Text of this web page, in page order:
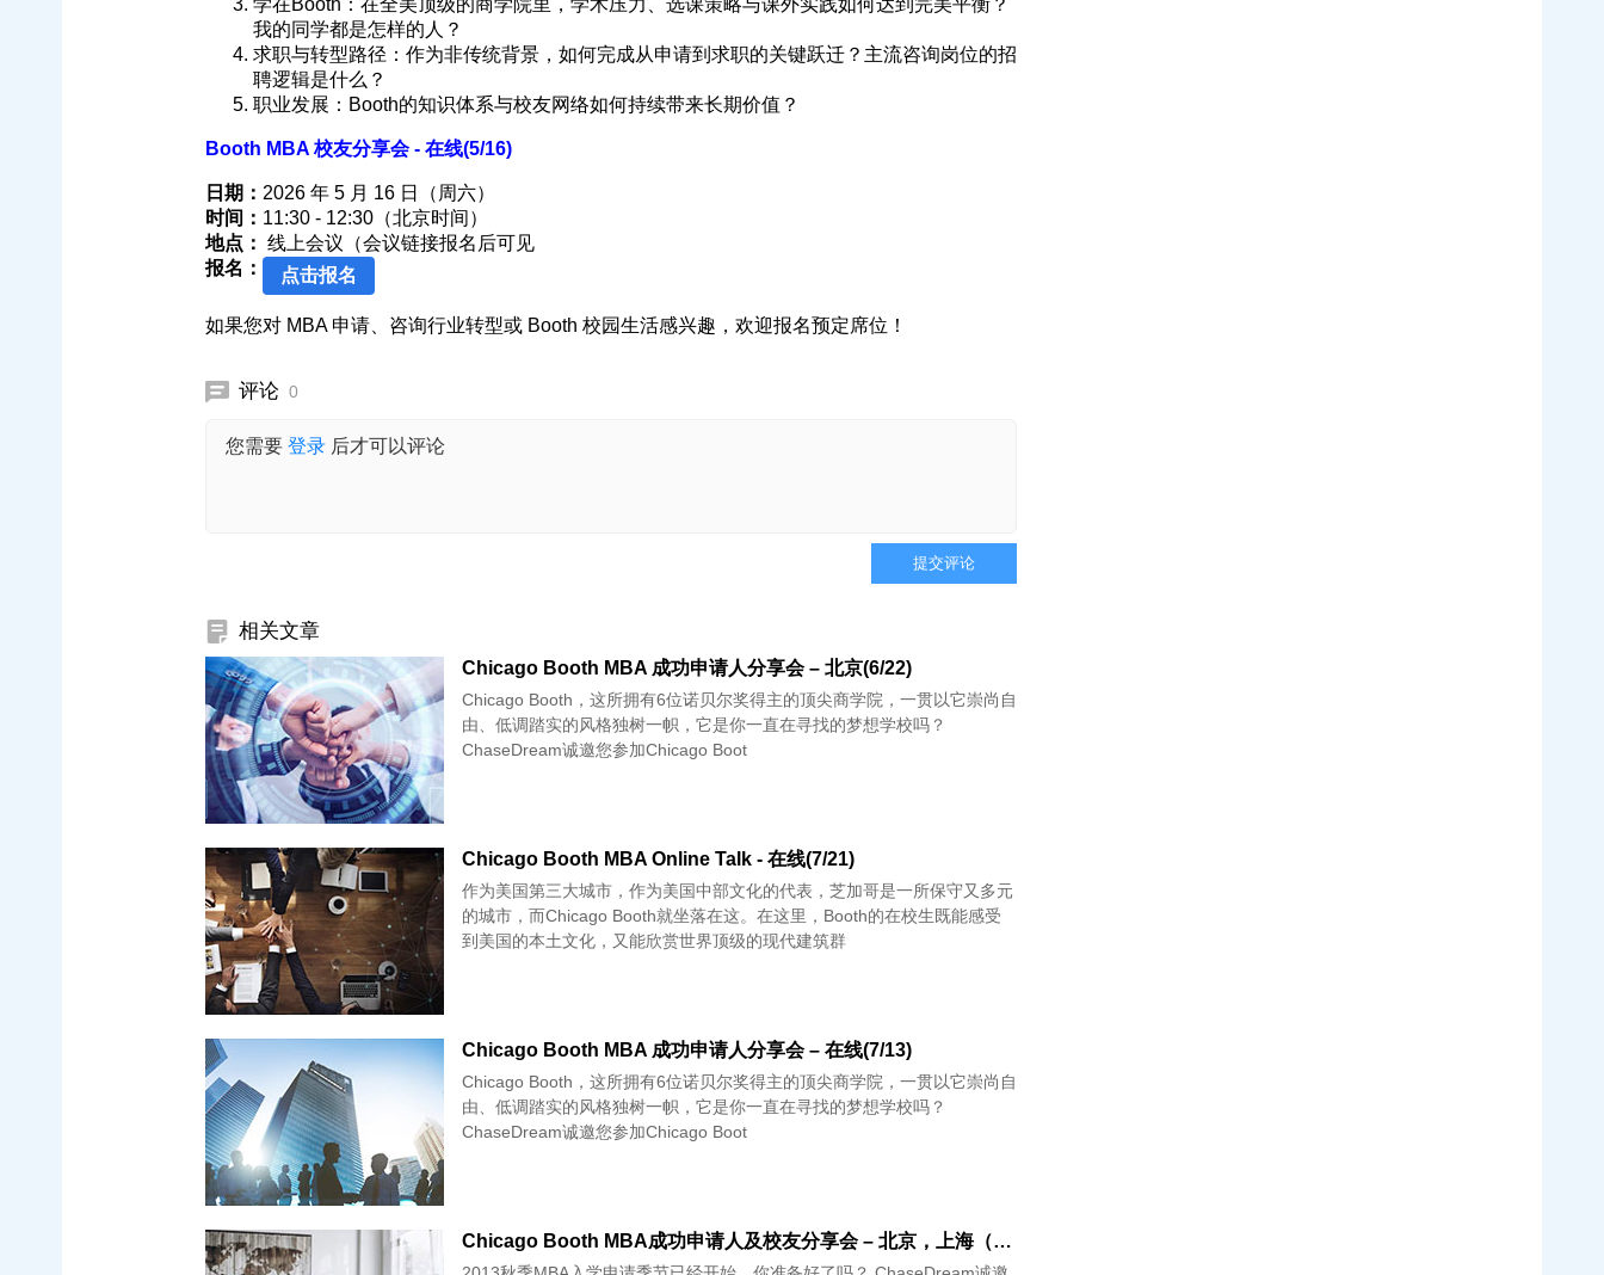
学在Booth：在全美顶级的商学院里，学术压力、选课策略与课外实践如何达到完美平衡？
我的同学都是怎样的人？
求职与转型路径：作为非传统背景，如何完成从申请到求职的关键跃迁？主流咨询岗位的招
聘逻辑是什么？
职业发展：Booth的知识体系与校友网络如何持续带来长期价值？
Booth MBA 校友分享会 - 在线(5/16)
日期： 2026 年 5 月 16 日（周六）
时间： 11:30 - 12:30（北京时间）
地点： 线上会议（会议链接报名后可见
报名：
点击报名
如果您对 MBA 申请、咨询行业转型或 Booth 校园生活感兴趣，欢迎报名预定席位！
评论 0
您需要 登录 后才可以评论
提交评论
相关文章
Chicago Booth MBA 成功申请人分享会 – 北京(6/22)
Chicago Booth，这所拥有6位诺贝尔奖得主的顶尖商学院，一贯以它崇尚自
由、低调踏实的风格独树一帜，它是你一直在寻找的梦想学校吗？
ChaseDream诚邀您参加Chicago Boot
Chicago Booth MBA Online Talk - 在线(7/21)
作为美国第三大城市，作为美国中部文化的代表，芝加哥是一所保守又多元
的城市，而Chicago Booth就坐落在这。在这里，Booth的在校生既能感受
到美国的本土文化，又能欣赏世界顶级的现代建筑群
Chicago Booth MBA 成功申请人分享会 – 在线(7/13)
Chicago Booth，这所拥有6位诺贝尔奖得主的顶尖商学院，一贯以它崇尚自
由、低调踏实的风格独树一帜，它是你一直在寻找的梦想学校吗？
ChaseDream诚邀您参加Chicago Boot
Chicago Booth MBA成功申请人及校友分享会 – 北京，上海（6/10）